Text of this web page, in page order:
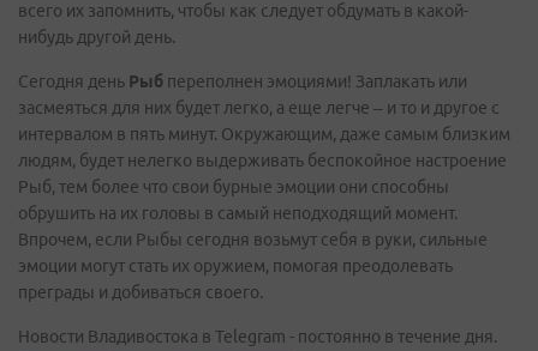
всего их запомнить, чтобы как следует обдумать в какой-
нибудь другой день.
Сегодня день Рыб переполнен эмоциями! Заплакать или
засмеяться для них будет легко, а еще легче – и то и другое с
интервалом в пять минут. Окружающим, даже самым близким
людям, будет нелегко выдерживать беспокойное настроение
Рыб, тем более что свои бурные эмоции они способны
обрушить на их головы в самый неподходящий момент.
Впрочем, если Рыбы сегодня возьмут себя в руки, сильные
эмоции могут стать их оружием, помогая преодолевать
преграды и добиваться своего.
Новости Владивостока в Telegram - постоянно в течение дня.